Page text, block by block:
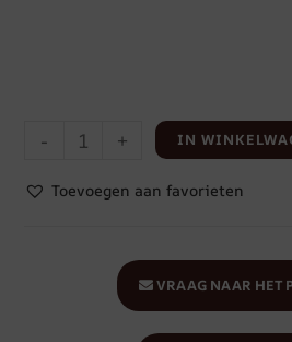
- + IN
Toevoegen aan favorieten
VRAAG NAAR HET